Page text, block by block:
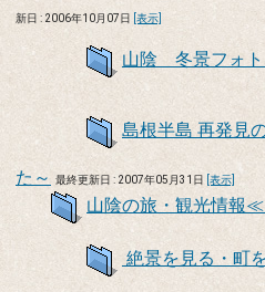
新日 : 2006年10月07日 [表示]
山陰 冬景フォト
島根半島 再発見
た～ 最終更新日 : 2007年05月31日 [表示]
山陰の旅・観光情報
絶景を見る・町